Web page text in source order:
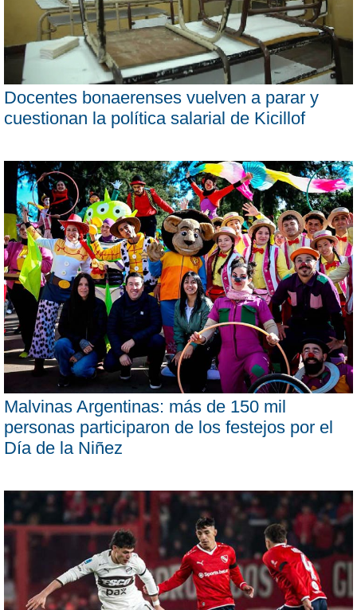
Docentes bonaerenses vuelven a parar y
cuestionan la política salarial de Kicillof
Malvinas Argentinas: más de 150 mil
personas participaron de los festejos por el
Día de la Niñez